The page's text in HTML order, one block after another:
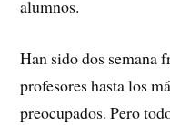
alumnos.
Han sido dos semana
profesores hasta los
preocupados. Pero